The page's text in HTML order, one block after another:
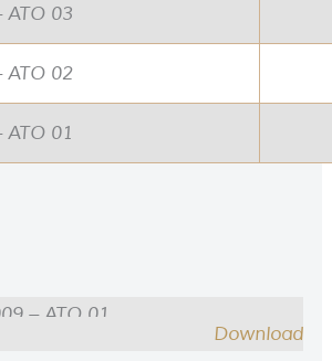
03
ATO 02
01
– ATO 01
Download